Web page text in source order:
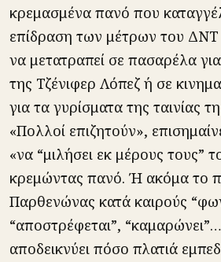
κρεμασμένα πανό που
επίδραση των μέτρων του
να μετατραπεί σε πασαρέλα
της Τζένιφερ Λόπεζ ή σε
για τα γυρίσματα της ταινίας
«Πολλοί επιζητούν»,
«να “μιλήσει εκ μέρους τους”
κρεμώντας πανό. Ή ακόμα το
Παρθενώνας κατά καιρούς
“αποστρέφεται”,
αποδεικνύει πόσο πλατιά